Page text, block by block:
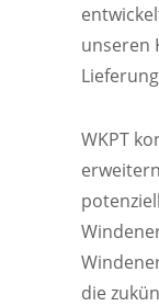
unseren
WKPT
die